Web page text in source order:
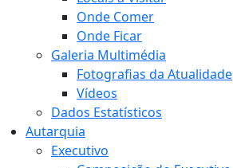
Onde Comer
Onde Ficar
Galeria Multimédia
Fotografias da Atualidade
Vídeos
Dados Estatísticos
Autarquia
Executivo